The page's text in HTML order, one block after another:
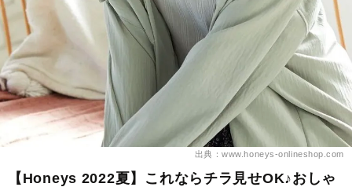
出典：www.honeys-onlineshop.com
【Honeys 2022夏】これならチラ見せOK♪おしゃ